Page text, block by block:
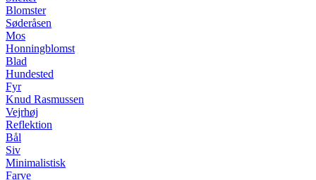
Blomster
Søderåsen
Mos
Honningblomst
Blad
Hundested
Fyr
Knud Rasmussen
Vejrhøj
Reflektion
Bål
Siv
Minimalistisk
Farve